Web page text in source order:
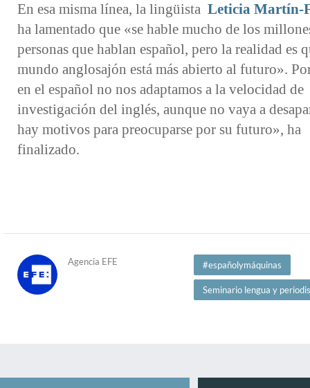
En esa misma línea, la lingüista Leticia Martín-
ha lamentado que «se hable mucho de los
personas que hablan español, pero la realidad es
mundo anglosajón está más abierto al futuro».
en el español no nos adaptamos a la velocidad de
investigación del inglés, aunque no vaya a
hay motivos para preocuparse por su futuro», ha
finalizado.
Agencia EFE #españolymáquinas
Seminario lengua y